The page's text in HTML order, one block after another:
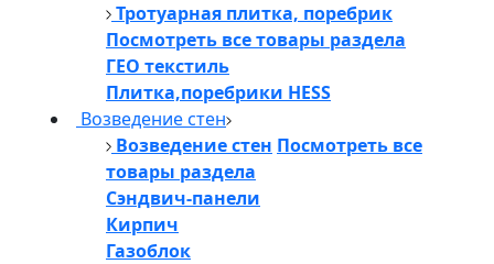
Тротуарная плитка, поребрик
Посмотреть все товары раздела
ГЕО текстиль
Плитка,поребрики HESS
Возведение стен
Возведение стен Посмотреть все
товары раздела
Сэндвич-панели
Кирпич
Газоблок